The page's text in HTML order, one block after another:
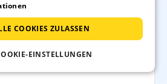
per E-Mail den Newsletter der
Anmeldung kann ich jederzeit
COOKIES ZULASSEN
EINSTELLUNGEN